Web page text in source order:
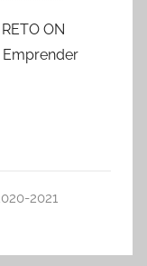
ON
Emprender
2021